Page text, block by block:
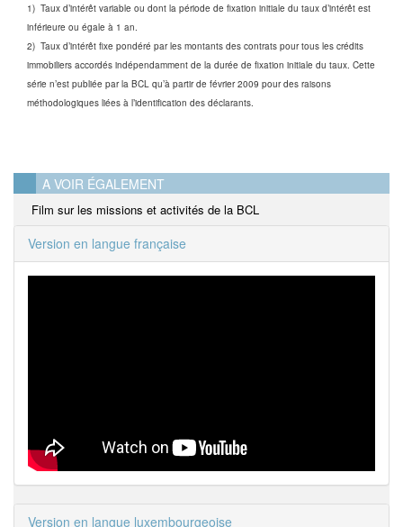
1) Taux d’intérêt variable ou dont la période de fixation initiale du taux d’intérêt est
inférieure ou égale à 1 an.
2) Taux d’intérêt fixe pondéré par les montants des contrats pour tous les crédits
immobiliers accordés indépendamment de la durée de fixation initiale du taux. Cette
série n’est publiée par la BCL qu’à partir de février 2009 pour des raisons
méthodologiques liées à l’identification des déclarants.
A VOIR ÉGALEMENT
Film sur les missions et activités de la BCL
Version en langue française
Version en langue luxembourgeoise